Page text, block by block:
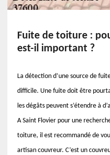
Fuite de toiture :
est-il important ?
La détection d’une source de
difficile. Une fuite doit être
les dégâts peuvent s’étendre à
A Saint Flovier pour une
toiture, il est recommandé de
artisan couvreur. C’est un